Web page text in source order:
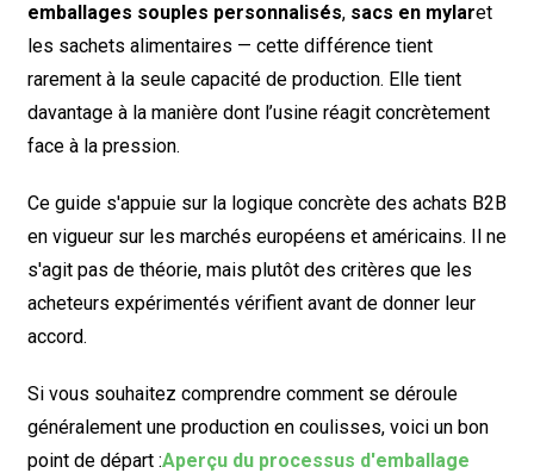
emballages souples personnalisés, sacs en mylaret
les sachets alimentaires — cette différence tient
rarement à la seule capacité de production. Elle tient
davantage à la manière dont l’usine réagit concrètement
face à la pression.
Ce guide s'appuie sur la logique concrète des achats B2B
en vigueur sur les marchés européens et américains. Il ne
s'agit pas de théorie, mais plutôt des critères que les
acheteurs expérimentés vérifient avant de donner leur
accord.
Si vous souhaitez comprendre comment se déroule
généralement une production en coulisses, voici un bon
point de départ :Aperçu du processus d'emballage